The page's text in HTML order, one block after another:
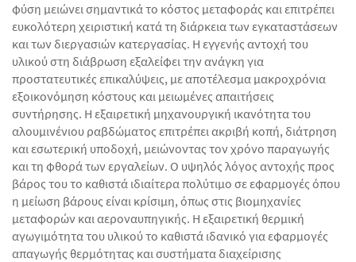
φύση μειώνει σημαντικά το κόστος μεταφοράς και επιτρέπει
ευκολότερη χειριστική κατά τη διάρκεια των εγκαταστάσεων
και των διεργασιών κατεργασίας. Η εγγενής αντοχή του
υλικού στη διάβρωση εξαλείφει την ανάγκη για
προστατευτικές επικαλύψεις, με αποτέλεσμα μακροχρόνια
εξοικονόμηση κόστους και μειωμένες απαιτήσεις
συντήρησης. Η εξαιρετική μηχανουργική ικανότητα του
αλουμινένιου ραβδώματος επιτρέπει ακριβή κοπή, διάτρηση
και εσωτερική υποδοχή, μειώνοντας τον χρόνο παραγωγής
και τη φθορά των εργαλείων. Ο υψηλός λόγος αντοχής προς
βάρος του το καθιστά ιδιαίτερα πολύτιμο σε εφαρμογές όπου
η μείωση βάρους είναι κρίσιμη, όπως στις βιομηχανίες
μεταφορών και αεροναυπηγικής. Η εξαιρετική θερμική
αγωγιμότητα του υλικού το καθιστά ιδανικό για εφαρμογές
απαγωγής θερμότητας και συστήματα διαχείρισης